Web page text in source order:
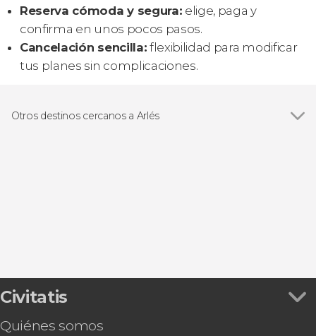
Reserva cómoda y segura: elige, paga y
confirma en unos pocos pasos.
Cancelación sencilla: flexibilidad para modificar
tus planes sin complicaciones.
Otros destinos cercanos a Arlés
Civitatis
Quiénes somos